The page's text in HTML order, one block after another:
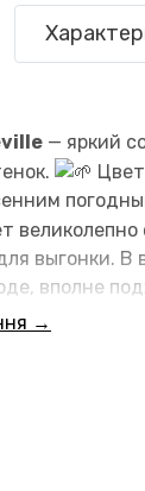
— яркий
выгонки. В
вполне
→